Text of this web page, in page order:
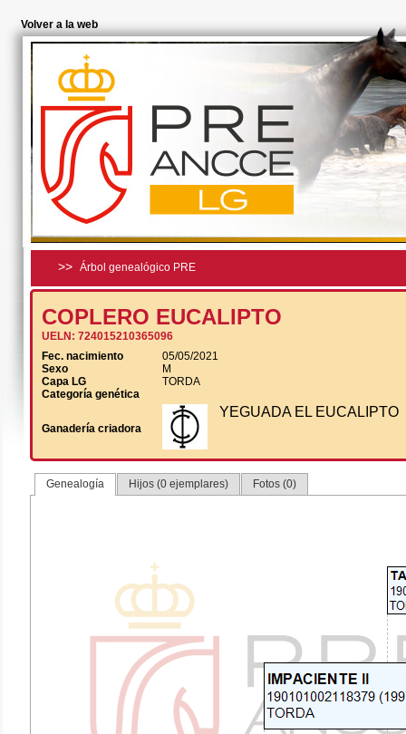
Volver a la web
>> Árbol genealógico PRE
COPLERO EUCALIPTO
UELN: 724015210365096
Fec. nacimiento
05/05/2021
Sexo
M
Capa LG
TORDA
Categoría genética
Ganadería criadora
YEGUADA EL EUCALIPTO
Genealogía Hijos (0 ejemplares) Fotos (0)